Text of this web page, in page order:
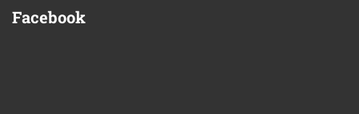
Facebook